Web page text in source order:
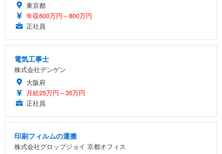
東京都
年収600万円～800万円
正社員
電気工事士
株式会社デンゲン
大阪府
月給25万円～35万円
正社員
印刷フィルムの運搬
株式会社グロップジョイ 京都オフィス